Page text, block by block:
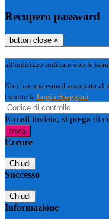
Recupero password
button close ×
all'indirizzo indicato con le
Non hai una e-mail associata al
tramite la Login Spaggiari
E-mail inviata, si prega di
Errore
Chiudi
Successo
Chiudi
Informazione